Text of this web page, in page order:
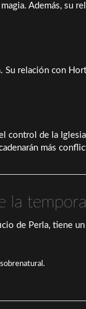
Además, su
relación con
control de la
más
la
de Perla, tiene